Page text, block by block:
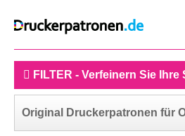
FILTER - Verfeinern Sie Ihre
Original Druckerpatronen für